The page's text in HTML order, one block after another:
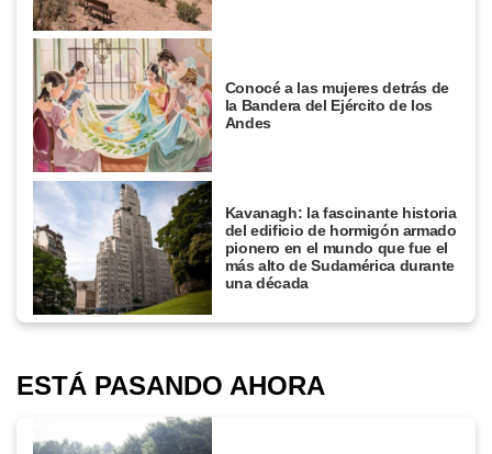
Conocé a las mujeres detrás de
la Bandera del Ejército de los
Andes
Kavanagh: la fascinante historia
del edificio de hormigón armado
pionero en el mundo que fue el
más alto de Sudamérica durante
una década
ESTÁ PASANDO AHORA